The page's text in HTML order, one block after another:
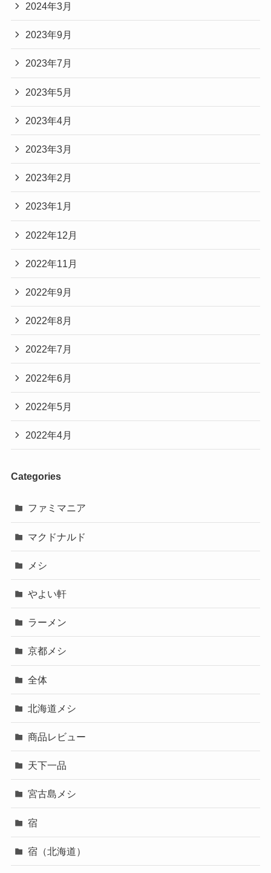
2024年3月
2023年9月
2023年7月
2023年5月
2023年4月
2023年3月
2023年2月
2023年1月
2022年12月
2022年11月
2022年9月
2022年8月
2022年7月
2022年6月
2022年5月
2022年4月
Categories
ファミマニア
マクドナルド
メシ
やよい軒
ラーメン
京都メシ
全体
北海道メシ
商品レビュー
天下一品
宮古島メシ
宿
宿（北海道）